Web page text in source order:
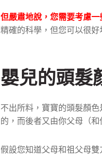
但嚴肅地說，您需要考慮
精確的科學，但您可以很
嬰兒的頭髮
不出所料，寶寶的頭髮顏
的，而後者又由你父母（
假設您知道父母和祖父母